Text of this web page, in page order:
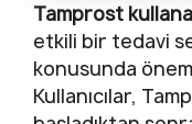
Tamprost
etkili bir tedavi
konusunda
Kullanıcılar,